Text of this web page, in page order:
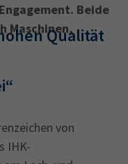
Beide
Maschinen,Qualität
von
IHK-